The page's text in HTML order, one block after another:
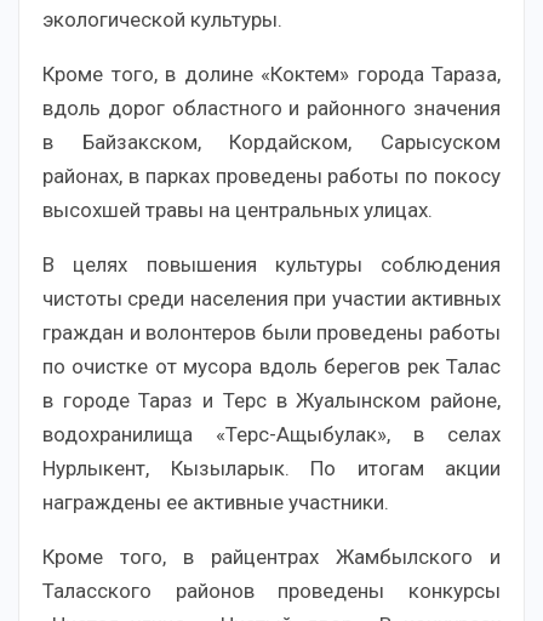
экологической культуры.
Кроме того, в долине «Коктем» города Тараза,
вдоль дорог областного и районного значения
в Байзакском, Кордайском, Сарысуском
районах, в парках проведены работы по покосу
высохшей травы на центральных улицах.
В целях повышения культуры соблюдения
чистоты среди населения при участии активных
граждан и волонтеров были проведены работы
по очистке от мусора вдоль берегов рек Талас
в городе Тараз и Терс в Жуалынском районе,
водохранилища «Терс-Ащыбулак», в селах
Нурлыкент, Кызыларык. По итогам акции
награждены ее активные участники.
Кроме того, в райцентрах Жамбылского и
Таласского районов проведены конкурсы